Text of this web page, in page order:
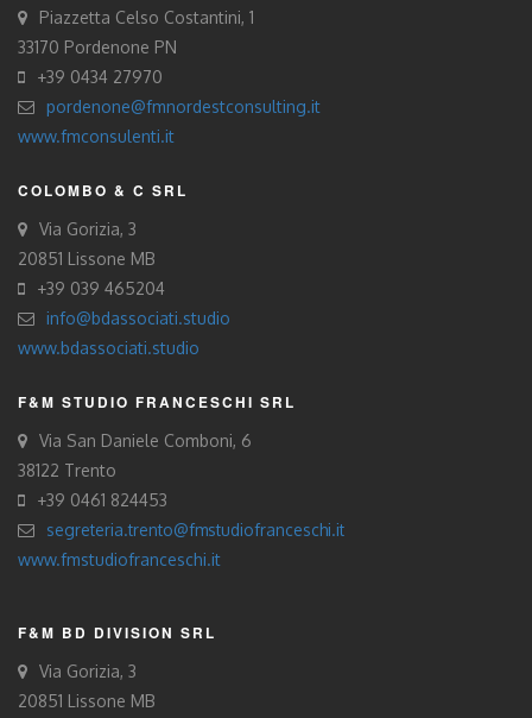
Piazzetta Celso Costantini, 1
33170 Pordenone PN
+39 0434 27970
pordenone@fmnordestconsulting.it
www.fmconsulenti.it
COLOMBO & C SRL
Via Gorizia, 3
20851 Lissone MB
+39 039 465204
info@bdassociati.studio
www.bdassociati.studio
F&M STUDIO FRANCESCHI SRL
Via San Daniele Comboni, 6
38122 Trento
+39 0461 824453
segreteria.trento@fmstudiofranceschi.it
www.fmstudiofranceschi.it
F&M BD DIVISION SRL
Via Gorizia, 3
20851 Lissone MB